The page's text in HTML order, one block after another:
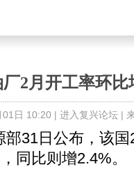
2月开工率环比
01日 10:20 | 进入复兴论坛|
31日公布，该国
同比则增2.4%。